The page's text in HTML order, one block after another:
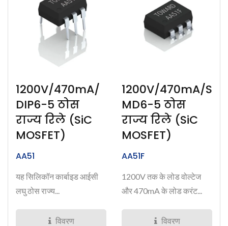
1200V/470mA/
DIP6-5 ठोस
राज्य रिले (SiC
MOSFET)
AA51
यह सिलिकॉन कार्बाइड आईसी
लघु ठोस राज्य...
विवरण
1200V/470mA/S
MD6-5 ठोस
राज्य रिले (SiC
MOSFET)
AA51F
1200V तक के लोड वोल्टेज
और 470mA के लोड करंट...
विवरण